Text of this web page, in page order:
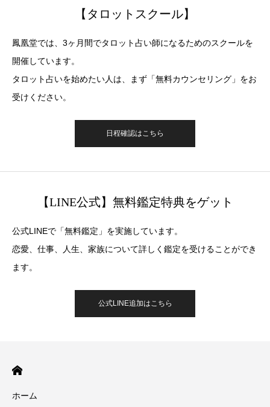
【タロットスクール】
鳳凰堂では、3ヶ月間でタロット占い師になるためのスクールを
開催しています。
タロット占いを始めたい人は、まず「無料カウンセリング」をお
受けください。
日程確認はこちら
【LINE公式】無料鑑定特典をゲット
公式LINEで「無料鑑定」を実施しています。
恋愛、仕事、人生、家族について詳しく鑑定を受けることができ
ます。
公式LINE追加はこちら
ホーム